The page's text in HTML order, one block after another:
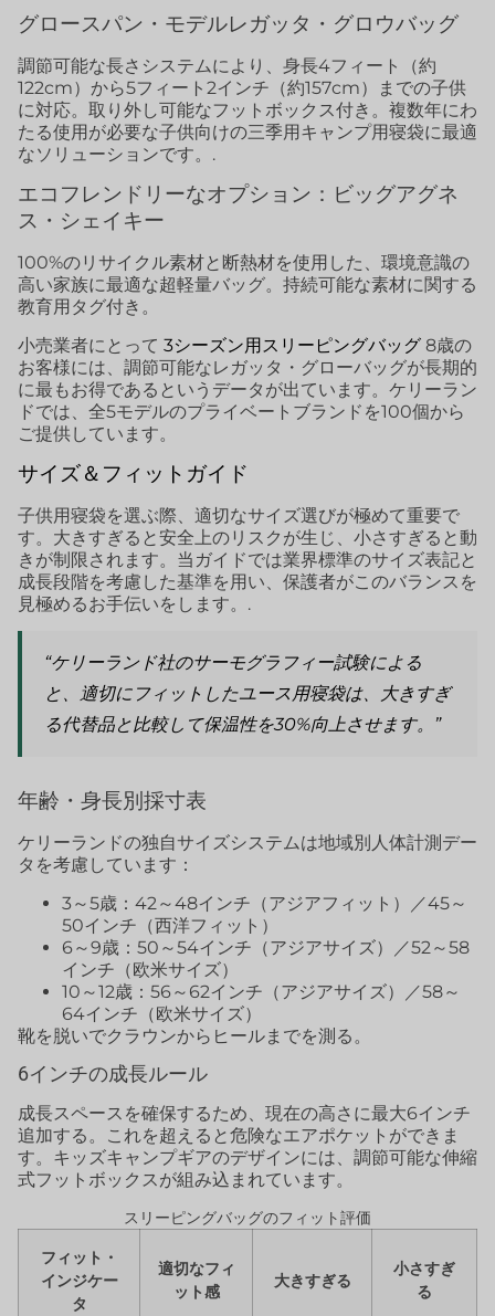
グロースパン・モデルレガッタ・グロウバッグ
調節可能な長さシステムにより、身長4フィート（約
122cm）から5フィート2インチ（約157cm）までの子供
に対応。取り外し可能なフットボックス付き。複数年にわ
たる使用が必要な子供向けの三季用キャンプ用寝袋に最適
なソリューションです。.
エコフレンドリーなオプション：ビッグアグネ
ス・シェイキー
100%のリサイクル素材と断熱材を使用した、環境意識の
高い家族に最適な超軽量バッグ。持続可能な素材に関する
教育用タグ付き。
小売業者にとって 3シーズン用スリーピングバッグ 8歳の
お客様には、調節可能なレガッタ・グローバッグが長期的
に最もお得であるというデータが出ています。ケリーラン
ドでは、全5モデルのプライベートブランドを100個から
ご提供しています。
サイズ＆フィットガイド
子供用寝袋を選ぶ際、適切なサイズ選びが極めて重要で
す。大きすぎると安全上のリスクが生じ、小さすぎると動
きが制限されます。当ガイドでは業界標準のサイズ表記と
成長段階を考慮した基準を用い、保護者がこのバランスを
見極めるお手伝いをします。.
“ケリーランド社のサーモグラフィー試験による
と、適切にフィットしたユース用寝袋は、大きすぎ
る代替品と比較して保温性を30%向上させます。”
年齢・身長別採寸表
ケリーランドの独自サイズシステムは地域別人体計測デー
タを考慮しています：
3～5歳：42～48インチ（アジアフィット）／45～
50インチ（西洋フィット）
6～9歳：50～54インチ（アジアサイズ）／52～58
インチ（欧米サイズ）
10～12歳：56～62インチ（アジアサイズ）／58～
64インチ（欧米サイズ）
靴を脱いでクラウンからヒールまでを測る。
6インチの成長ルール
成長スペースを確保するため、現在の高さに最大6インチ
追加する。これを超えると危険なエアポケットができま
す。キッズキャンプギアのデザインには、調節可能な伸縮
式フットボックスが組み込まれています。
スリーピングバッグのフィット評価
フィット・
インジケー
タ
適切なフィ
ット感
大きすぎる
小さすぎ
る